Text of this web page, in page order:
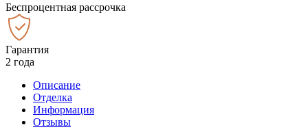
Беспроцентная рассрочка
Гарантия
2 года
Описание
Отделка
Информация
Отзывы